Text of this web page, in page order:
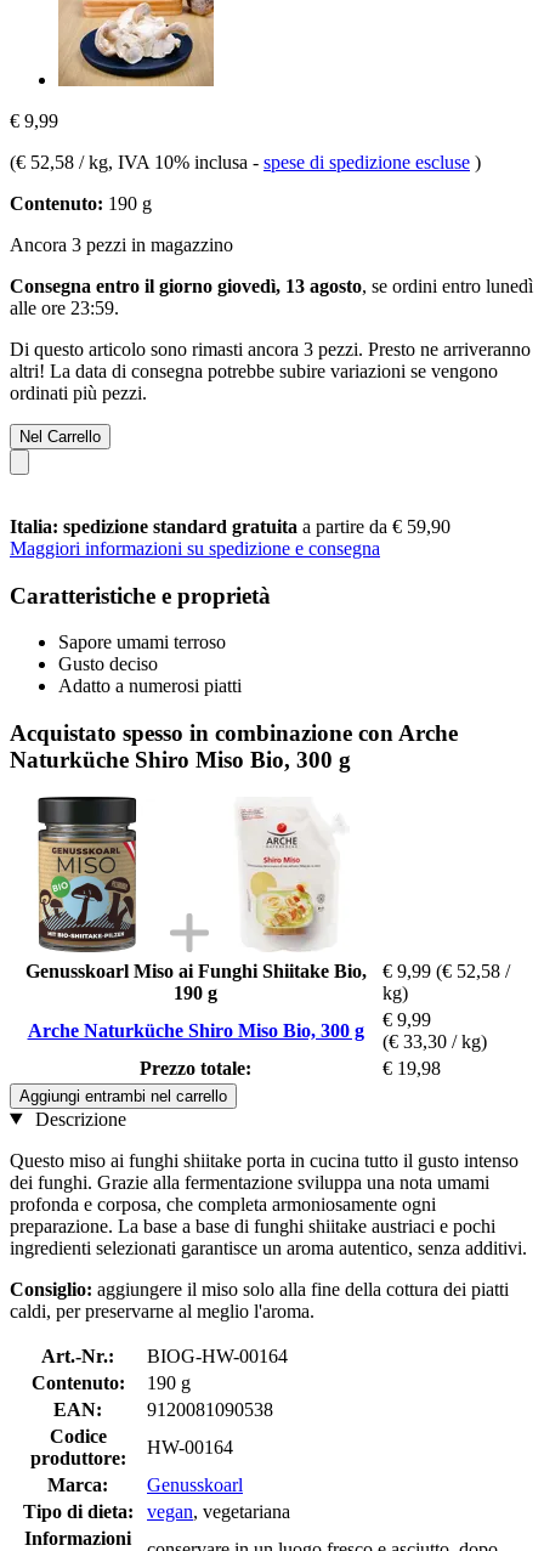
€ 9,99
(€ 52,58 / kg, IVA 10% inclusa - spese di spedizione escluse )
Contenuto: 190 g
Ancora 3 pezzi in magazzino
Consegna entro il giorno giovedì, 13 agosto, se ordini entro lunedì
alle ore 23:59.
Di questo articolo sono rimasti ancora 3 pezzi. Presto ne arriveranno
altri! La data di consegna potrebbe subire variazioni se vengono
ordinati più pezzi.
Nel Carrello
Italia: spedizione standard gratuita a partire da € 59,90
Maggiori informazioni su spedizione e consegna
Caratteristiche e proprietà
Sapore umami terroso
Gusto deciso
Adatto a numerosi piatti
Acquistato spesso in combinazione con Arche
Naturküche Shiro Miso Bio, 300 g
Genusskoarl Miso ai Funghi Shiitake Bio,
190 g
€ 9,99 (€ 52,58 /
kg)
Arche Naturküche Shiro Miso Bio, 300 g
€ 9,99
(€ 33,30 / kg)
Prezzo totale:
€ 19,98
Aggiungi entrambi nel carrello
Descrizione
Questo miso ai funghi shiitake porta in cucina tutto il gusto intenso
dei funghi. Grazie alla fermentazione sviluppa una nota umami
profonda e corposa, che completa armoniosamente ogni
preparazione. La base a base di funghi shiitake austriaci e pochi
ingredienti selezionati garantisce un aroma autentico, senza additivi.
Consiglio: aggiungere il miso solo alla fine della cottura dei piatti
caldi, per preservarne al meglio l'aroma.
Art.-Nr.:
BIOG-HW-00164
Contenuto:
190 g
EAN:
9120081090538
Codice
produttore:
HW-00164
Marca:
Genusskoarl
Tipo di dieta:
vegan, vegetariana
Informazioni